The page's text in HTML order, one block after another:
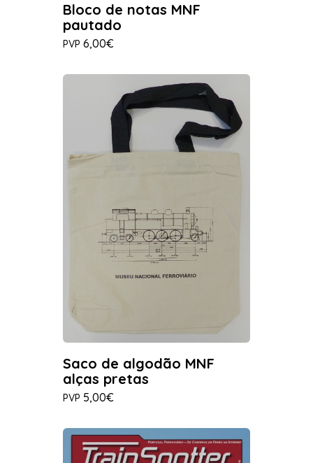
Bloco de notas MNF
pautado
PVP 6,00€
Saco de algodão MNF
alças pretas
PVP 5,00€